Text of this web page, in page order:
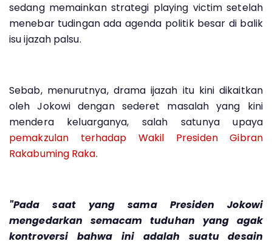
sedang memainkan strategi playing victim setelah
menebar tudingan ada agenda politik besar di balik
isu ijazah palsu.
Sebab, menurutnya, drama ijazah itu kini dikaitkan
oleh Jokowi dengan sederet masalah yang kini
mendera keluarganya, salah satunya upaya
pemakzulan terhadap Wakil Presiden Gibran
Rakabuming Raka.
"Pada saat yang sama Presiden Jokowi
mengedarkan semacam tuduhan yang agak
kontroversi bahwa ini adalah suatu desain